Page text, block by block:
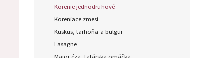
Korenie jednodruhové
Koreniace zmesi
Kuskus, tarhoňa a bulgur
Lasagne